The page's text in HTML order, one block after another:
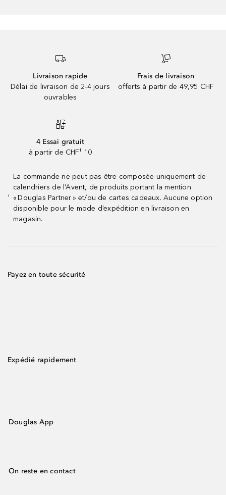
Livraison rapide
Délai de livraison de 2-4 jours
ouvrables
Frais de livraison
offerts à partir de 49,95 CHF
4 Essai gratuit
à partir de CHF¹ 10
¹
La commande ne peut pas être composée uniquement de
calendriers de l’Avent, de produits portant la mention
« Douglas Partner » et/ou de cartes cadeaux. Aucune option
disponible pour le mode d’expédition en livraison en
magasin.
Payez en toute sécurité
Expédié rapidement
Douglas App
On reste en contact